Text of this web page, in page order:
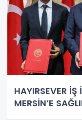
HAYIRSEVER
MERSİN’E